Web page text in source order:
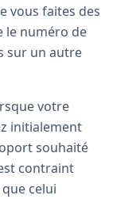
vous faites des
le numéro de
sur un autre
votre
initialement
souhaité
contraint
que celui